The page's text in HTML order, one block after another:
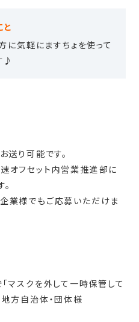
と
に気軽にますちょを使って
♪
り可能です。
オフセット内営業推進部に
業様でもご応募いただけま
マスクを外して一時保管して
地方自治体・団体様